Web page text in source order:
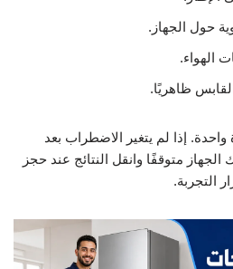
حول الجهاز.
الهواء.
ظاهريًا.
إذا لم يتغير الاضطراب بعد
متوقفًا وانقل النتائج عند حجز
التجربة.